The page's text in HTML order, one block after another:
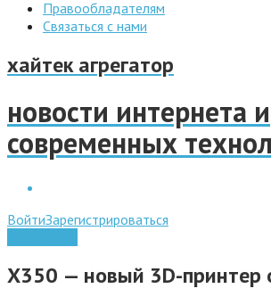
Правообладателям
Связаться с нами
хайтек агрегатор
новости интернета и
современных
ВойтиЗарегистрироваться
X350 — новый 3D-принтер